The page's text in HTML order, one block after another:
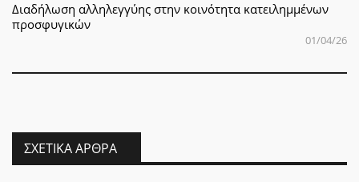
Διαδήλωση αλληλεγγύης στην κοινότητα κατειλημμένων
προσφυγικών
01/04/26
ΣΧΕΤΙΚΆ ΆΡΘΡΑ